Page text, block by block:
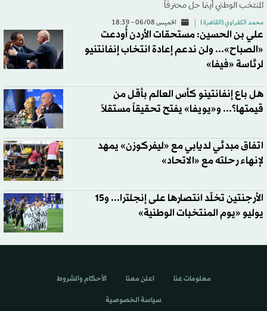
المنتخب الوطني أينما حل محترفاً
محمد الكفراوي (القاهرة ) الخميس 06/08 - 18:39
علي بن الحسين: مستحقات الأردن أُودعت
«الصباح»... ولن ندعم إعادة انتخاب إنفانتنيو
لرئاسة «فيفا»
هل باع إنفانتينو كأس العالم بأقل من
قيمتها؟... و«يويفا» يفتح تحقيقاً مستقلاً
اتفاق مبدئي لديابي مع «ليفركوزن» يمهد
لإنهاء رحلته مع «الاتحاد»
الأرجنتين تخلّد انتصارها على إنجلترا... و15
يوليو «يوم المنتخبات الوطنية»
معلومات عنا اعلن معنا الأحكام والشروط
سياسة الخصوصية